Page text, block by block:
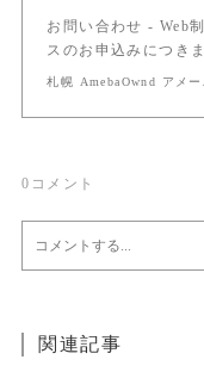
お問い合わせ - Web
スのお申込みにつき
札幌 AmebaOwnd アメ
0 コメント
関連記事